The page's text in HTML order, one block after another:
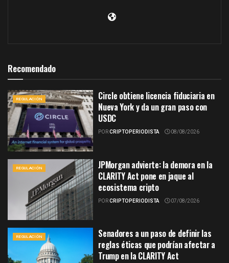
Recomendado
REGULACIÓN
Circle obtiene licencia fiduciaria en
Nueva York y da un gran paso con
USDC
PORCRIPTOPERIODISTA 08/08/2026
REGULACIÓN
JPMorgan advierte: la demora en la
CLARITY Act pone en jaque al
ecosistema cripto
PORCRIPTOPERIODISTA 07/08/2026
REGULACIÓN
Senadores a un paso de definir las
reglas éticas que podrían afectar a
Trump en la CLARITY Act